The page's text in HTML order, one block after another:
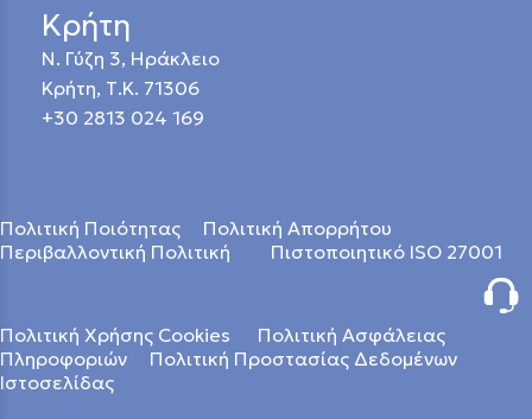
Κρήτη
Ν. Γύζη 3, Ηράκλειο
Κρήτη, Τ.Κ. 71306
+30 2813 024 169
Πολιτική Ποιότητας
Πολιτική Απορρήτου
Περιβαλλοντική Πολιτική
Πιστοποιητικό ISO 27001
Πολιτική Χρήσης Cookies
Πολιτική Ασφάλειας
Πληροφοριών
Πολιτική Προστασίας Δεδομένων
Ιστοσελίδας